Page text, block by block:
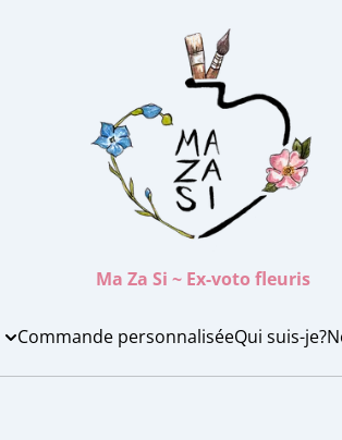
Ma Za Si ~ Ex-voto fleuris
Commande personnaliséeQui suis-je?